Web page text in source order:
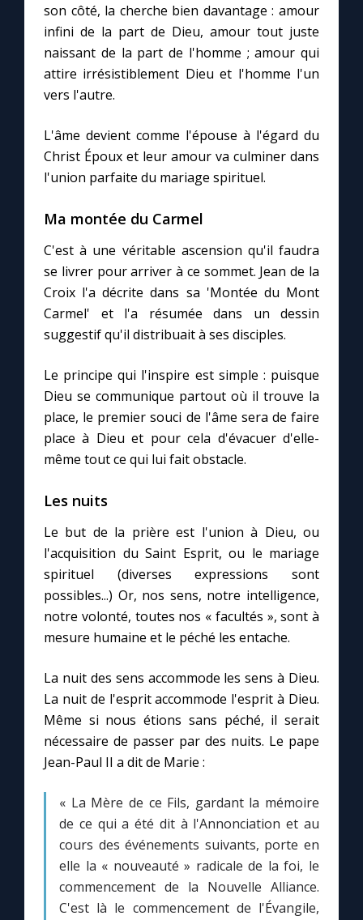
son côté, la cherche bien davantage : amour
infini de la part de Dieu, amour tout juste
naissant de la part de l'homme ; amour qui
attire irrésistiblement Dieu et l'homme l'un
vers l'autre.
L'âme devient comme l'épouse à l'égard du
Christ Époux et leur amour va culminer dans
l'union parfaite du mariage spirituel.
Ma montée du Carmel
C'est à une véritable ascension qu'il faudra
se livrer pour arriver à ce sommet. Jean de la
Croix l'a décrite dans sa 'Montée du Mont
Carmel' et l'a résumée dans un dessin
suggestif qu'il distribuait à ses disciples.
Le principe qui l'inspire est simple : puisque
Dieu se communique partout où il trouve la
place, le premier souci de l'âme sera de faire
place à Dieu et pour cela d'évacuer d'elle-
même tout ce qui lui fait obstacle.
Les nuits
Le but de la prière est l'union à Dieu, ou
l'acquisition du Saint Esprit, ou le mariage
spirituel (diverses expressions sont
possibles...) Or, nos sens, notre intelligence,
notre volonté, toutes nos « facultés », sont à
mesure humaine et le péché les entache.
La nuit des sens accommode les sens à Dieu.
La nuit de l'esprit accommode l'esprit à Dieu.
Même si nous étions sans péché, il serait
nécessaire de passer par des nuits. Le pape
Jean-Paul II a dit de Marie :
« La Mère de ce Fils, gardant la mémoire
de ce qui a été dit à l'Annonciation et au
cours des événements suivants, porte en
elle la « nouveauté » radicale de la foi, le
commencement de la Nouvelle Alliance.
C'est là le commencement de l'Évangile,